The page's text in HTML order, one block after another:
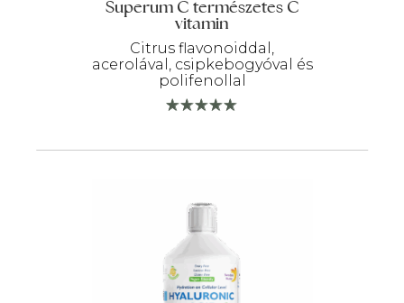
Superum C természetes C
vitamin
Citrus flavonoiddal,
acerolával, csipkebogyóval és
polifenollal